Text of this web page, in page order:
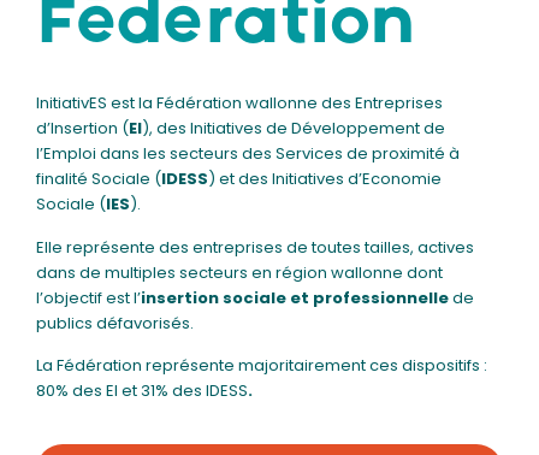
Fédération
InitiativES est la Fédération wallonne des Entreprises
d’Insertion (EI), des Initiatives de Développement de
l’Emploi dans les secteurs des Services de proximité à
finalité Sociale (IDESS) et des Initiatives d’Economie
Sociale (IES).
Elle représente des entreprises de toutes tailles, actives
dans de multiples secteurs en région wallonne dont
l’objectif est l’insertion sociale et professionnellede
publics défavorisés.
La Fédération représente majoritairement ces dispositifs :
80% des EI et 31% des IDESS.